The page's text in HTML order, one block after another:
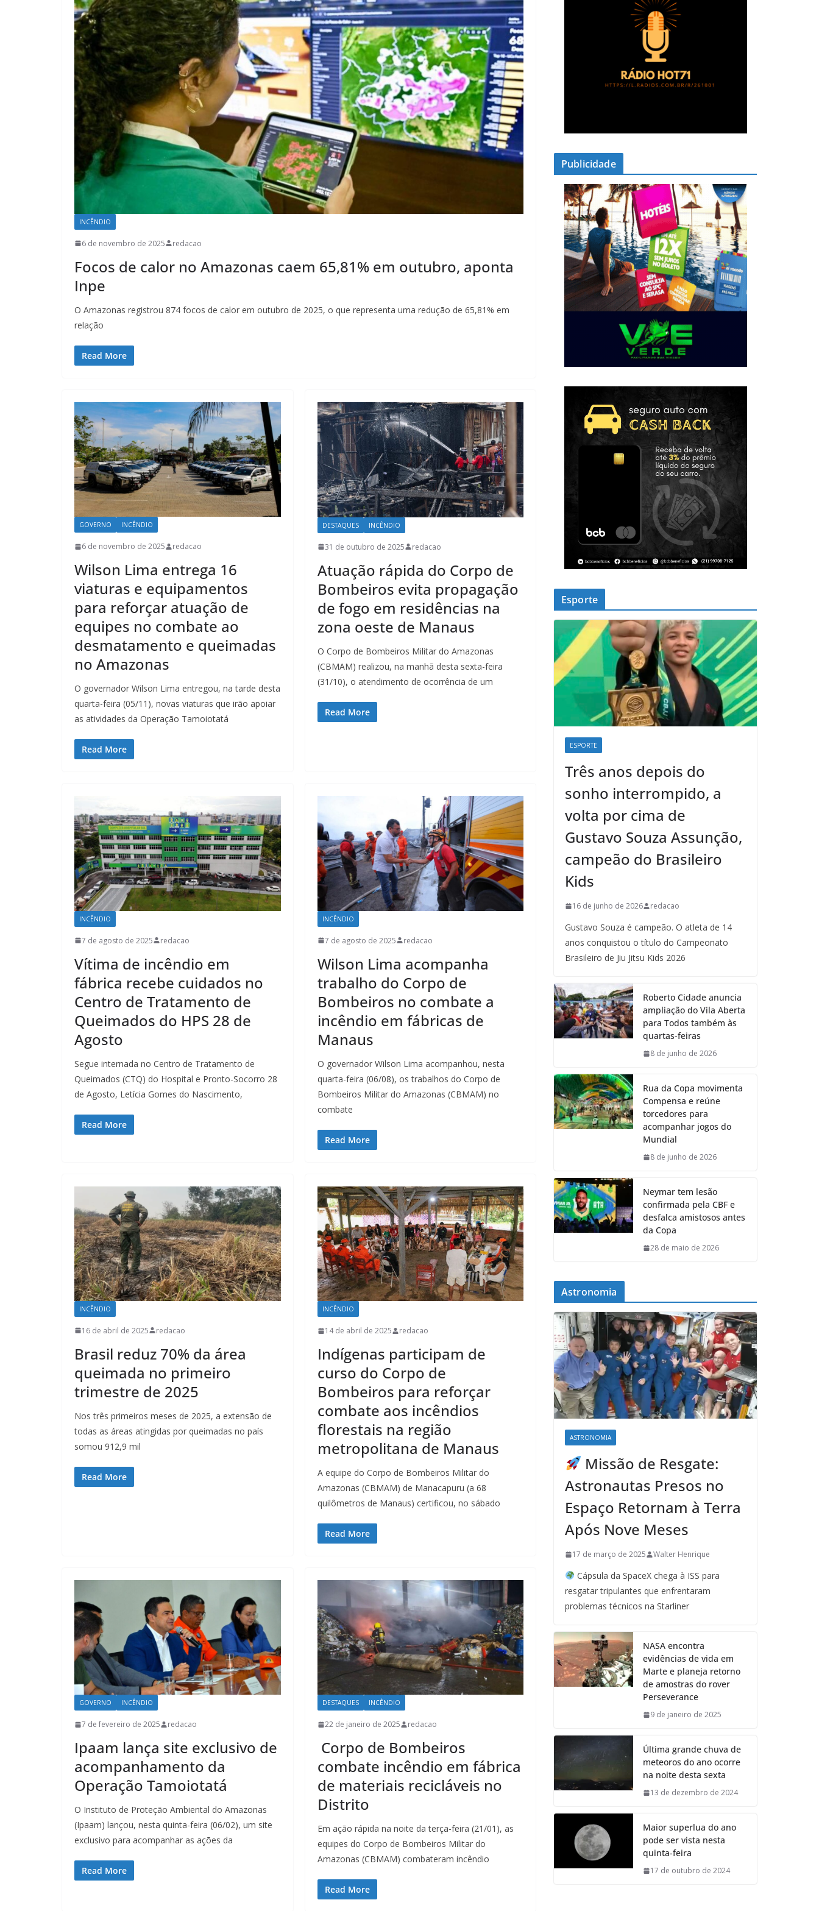
INCÊNDIO
6 de novembro de 2025 redacao
Focos de calor no Amazonas caem 65,81% em outubro, aponta
Inpe
O Amazonas registrou 874 focos de calor em outubro de 2025, o que representa uma redução de 65,81% em
relação
Read More
GOVERNO INCÊNDIO
6 de novembro de 2025 redacao
Wilson Lima entrega 16
viaturas e equipamentos
para reforçar atuação de
equipes no combate ao
desmatamento e queimadas
no Amazonas
O governador Wilson Lima entregou, na tarde desta
quarta-feira (05/11), novas viaturas que irão apoiar
as atividades da Operação Tamoiotatá
Read More
DESTAQUES INCÊNDIO
31 de outubro de 2025 redacao
Atuação rápida do Corpo de
Bombeiros evita propagação
de fogo em residências na
zona oeste de Manaus
O Corpo de Bombeiros Militar do Amazonas
(CBMAM) realizou, na manhã desta sexta-feira
(31/10), o atendimento de ocorrência de um
Read More
INCÊNDIO
7 de agosto de 2025 redacao
Vítima de incêndio em
fábrica recebe cuidados no
Centro de Tratamento de
Queimados do HPS 28 de
Agosto
Segue internada no Centro de Tratamento de
Queimados (CTQ) do Hospital e Pronto-Socorro 28
de Agosto, Letícia Gomes do Nascimento,
Read More
INCÊNDIO
7 de agosto de 2025 redacao
Wilson Lima acompanha
trabalho do Corpo de
Bombeiros no combate a
incêndio em fábricas de
Manaus
O governador Wilson Lima acompanhou, nesta
quarta-feira (06/08), os trabalhos do Corpo de
Bombeiros Militar do Amazonas (CBMAM) no
combate
Read More
INCÊNDIO
16 de abril de 2025 redacao
Brasil reduz 70% da área
queimada no primeiro
trimestre de 2025
Nos três primeiros meses de 2025, a extensão de
todas as áreas atingidas por queimadas no país
somou 912,9 mil
Read More
INCÊNDIO
14 de abril de 2025 redacao
Indígenas participam de
curso do Corpo de
Bombeiros para reforçar
combate aos incêndios
florestais na região
metropolitana de Manaus
A equipe do Corpo de Bombeiros Militar do
Amazonas (CBMAM) de Manacapuru (a 68
quilômetros de Manaus) certificou, no sábado
Read More
GOVERNO INCÊNDIO
7 de fevereiro de 2025 redacao
Ipaam lança site exclusivo de
acompanhamento da
Operação Tamoiotatá
O Instituto de Proteção Ambiental do Amazonas
(Ipaam) lançou, nesta quinta-feira (06/02), um site
exclusivo para acompanhar as ações da
Read More
DESTAQUES INCÊNDIO
22 de janeiro de 2025 redacao
Corpo de Bombeiros
combate incêndio em fábrica
de materiais recicláveis no
Distrito
Em ação rápida na noite da terça-feira (21/01), as
equipes do Corpo de Bombeiros Militar do
Amazonas (CBMAM) combateram incêndio
Read More
Publicidade
Esporte
ESPORTE
Três anos depois do
sonho interrompido, a
volta por cima de
Gustavo Souza Assunção,
campeão do Brasileiro
Kids
16 de junho de 2026 redacao
Gustavo Souza é campeão. O atleta de 14
anos conquistou o título do Campeonato
Brasileiro de Jiu Jitsu Kids 2026
Roberto Cidade anuncia
ampliação do Vila Aberta
para Todos também às
quartas-feiras
8 de junho de 2026
Rua da Copa movimenta
Compensa e reúne
torcedores para
acompanhar jogos do
Mundial
8 de junho de 2026
Neymar tem lesão
confirmada pela CBF e
desfalca amistosos antes
da Copa
28 de maio de 2026
Astronomia
ASTRONOMIA
Missão de Resgate:
Astronautas Presos no
Espaço Retornam à Terra
Após Nove Meses
17 de março de 2025 Walter Henrique
Cápsula da SpaceX chega à ISS para
resgatar tripulantes que enfrentaram
problemas técnicos na Starliner
NASA encontra
evidências de vida em
Marte e planeja retorno
de amostras do rover
Perseverance
9 de janeiro de 2025
Última grande chuva de
meteoros do ano ocorre
na noite desta sexta
13 de dezembro de 2024
Maior superlua do ano
pode ser vista nesta
quinta-feira
17 de outubro de 2024